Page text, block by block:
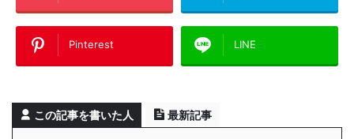
Pinterest LINE
この記事を書いた人 最新記事